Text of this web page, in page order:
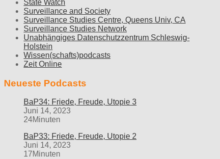
State Watch
Surveillance and Society
Surveillance Studies Centre, Queens Univ, CA
Surveillance Studies Network
Unabhängiges Datenschutzzentrum Schleswig-
Holstein
Wissen(schafts)podcasts
Zeit Online
Neueste Podcasts
BaP34: Friede, Freude, Utopie 3
Juni 14, 2023
24Minuten
BaP33: Friede, Freude, Utopie 2
Juni 14, 2023
17Minuten